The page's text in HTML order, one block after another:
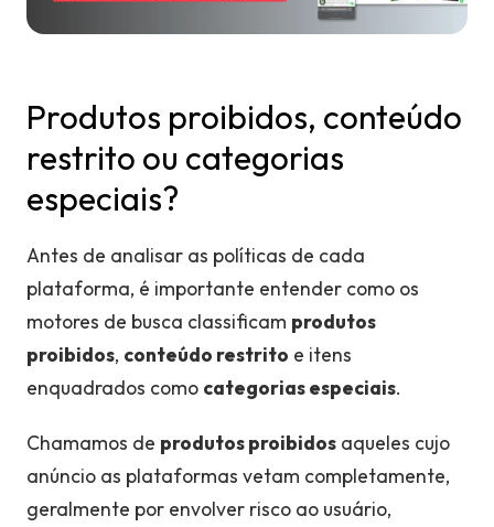
Produtos proibidos, conteúdo
restrito ou categorias
especiais?
Antes de analisar as políticas de cada
plataforma, é importante entender como os
motores de busca classificam produtos
proibidos, conteúdo restrito e itens
enquadrados como categorias especiais.
Chamamos de produtos proibidos aqueles cujo
anúncio as plataformas vetam completamente,
geralmente por envolver risco ao usuário,